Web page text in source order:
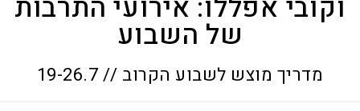
וקובי אפללו: אירועי התרבות
של השבוע
מדריך מוצש לשבוע הקרוב // 19-26.7